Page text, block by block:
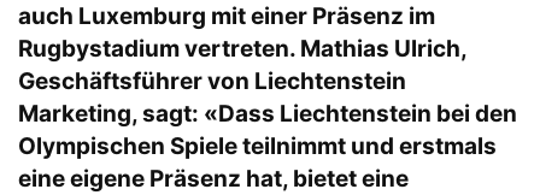
auch Luxemburg mit einer Präsenz im
Rugbystadium vertreten. Mathias Ulrich,
Geschäftsführer von Liechtenstein
Marketing, sagt: «Dass Liechtenstein bei den
Olympischen Spiele teilnimmt und erstmals
eine eigene Präsenz hat, bietet eine